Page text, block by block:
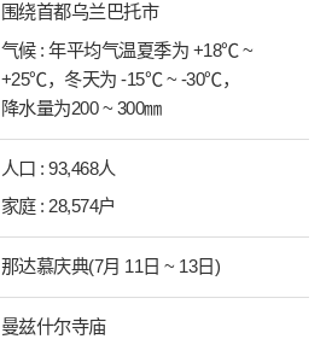
围绕首都乌兰巴托市
气候 : 年平均气温夏季为 +18℃ ~
+25℃，冬天为 -15℃ ~ -30℃，
降水量为200 ~ 300㎜
人口 : 93,468人
家庭 : 28,574户
那达慕庆典(7月 11日 ~ 13日)
曼兹什尔寺庙